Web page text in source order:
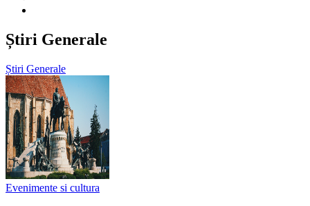
Știri Generale
Știri Generale
Evenimente si cultura